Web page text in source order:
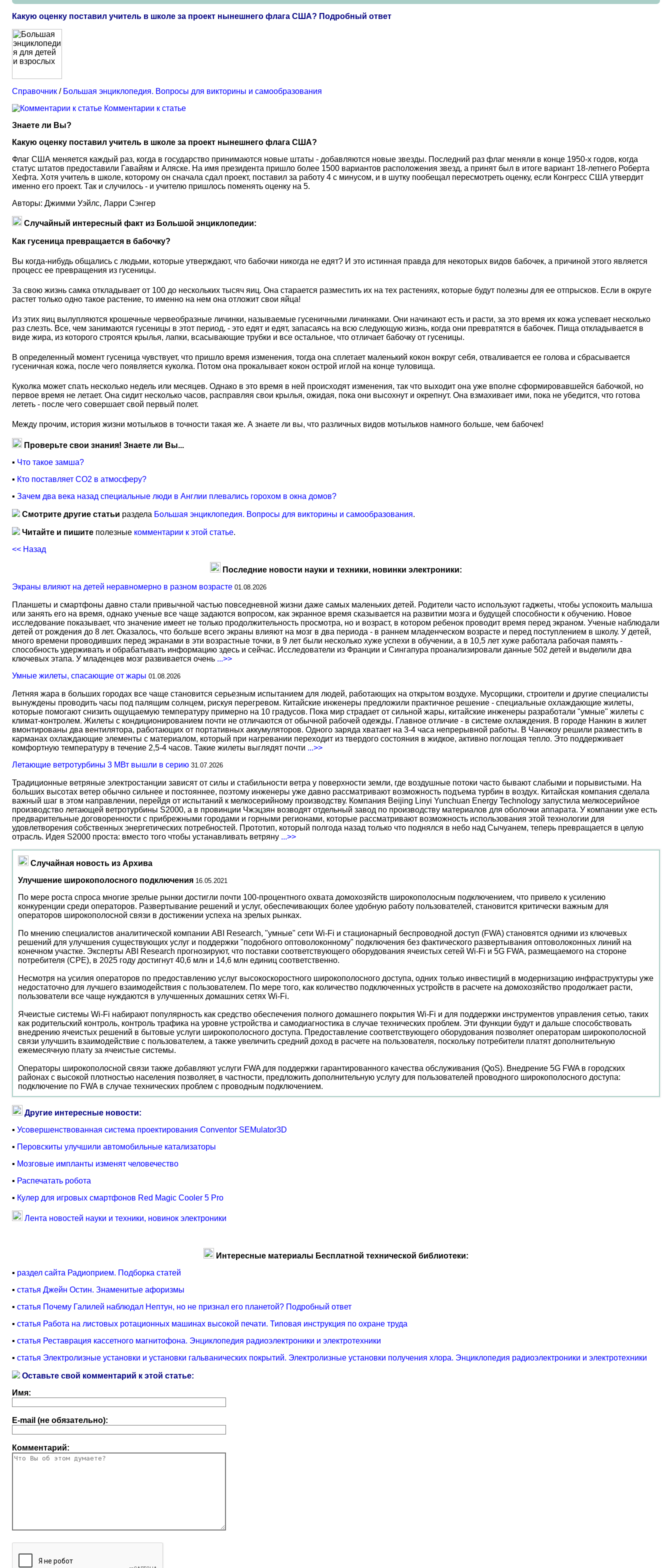
Какую оценку поставил учитель в школе за проект нынешнего флага США? Подробный ответ
Справочник / Большая энциклопедия. Вопросы для викторины и самообразования
Комментарии к статье
Знаете ли Вы?
Какую оценку поставил учитель в школе за проект нынешнего флага США?
Флаг США меняется каждый раз, когда в государство принимаются новые штаты - добавляются новые звезды. Последний раз флаг меняли в конце 1950-х годов, когда
статус штатов предоставили Гавайям и Аляске. На имя президента пришло более 1500 вариантов расположения звезд, а принят был в итоге вариант 18-летнего Роберта
Хефта. Хотя учитель в школе, которому он сначала сдал проект, поставил за работу 4 с минусом, и в шутку пообещал пересмотреть оценку, если Конгресс США утвердит
именно его проект. Так и случилось - и учителю пришлось поменять оценку на 5.
Авторы: Джимми Уэйлс, Ларри Сэнгер
Случайный интересный факт из Большой энциклопедии:
Как гусеница превращается в бабочку?
Вы когда-нибудь общались с людьми, которые утверждают, что бабочки никогда не едят? И это истинная правда для некоторых видов бабочек, а причиной этого является
процесс ее превращения из гусеницы.
За свою жизнь самка откладывает от 100 до нескольких тысяч яиц. Она старается разместить их на тех растениях, которые будут полезны для ее отпрысков. Если в округе
растет только одно такое растение, то именно на нем она отложит свои яйца!
Из этих яиц вылупляются крошечные червеобразные личинки, называемые гусеничными личинками. Они начинают есть и расти, за это время их кожа успевает несколько
раз слезть. Все, чем занимаются гусеницы в этот период, - это едят и едят, запасаясь на всю следующую жизнь, когда они превратятся в бабочек. Пища откладывается в
виде жира, из которого строятся крылья, лапки, всасывающие трубки и все остальное, что отличает бабочку от гусеницы.
В определенный момент гусеница чувствует, что пришло время изменения, тогда она сплетает маленький кокон вокруг себя, отваливается ее голова и сбрасывается
гусеничная кожа, после чего появляется куколка. Потом она прокалывает кокон острой иглой на конце туловища.
Куколка может спать несколько недель или месяцев. Однако в это время в ней происходят изменения, так что выходит она уже вполне сформировавшейся бабочкой, но
первое время не летает. Она сидит несколько часов, расправляя свои крылья, ожидая, пока они высохнут и окрепнут. Она взмахивает ими, пока не убедится, что готова
лететь - после чего совершает свой первый полет.
Между прочим, история жизни мотыльков в точности такая же. А знаете ли вы, что различных видов мотыльков намного больше, чем бабочек!
Проверьте свои знания! Знаете ли Вы...
▪ Что такое замша?
▪ Кто поставляет CO2 в атмосферу?
▪ Зачем два века назад специальные люди в Англии плевались горохом в окна домов?
Смотрите другие статьи раздела Большая энциклопедия. Вопросы для викторины и самообразования.
Читайте и пишите полезные комментарии к этой статье.
<< Назад
Последние новости науки и техники, новинки электроники:
Экраны влияют на детей неравномерно в разном возрасте 01.08.2026
Планшеты и смартфоны давно стали привычной частью повседневной жизни даже самых маленьких детей. Родители часто используют гаджеты, чтобы успокоить малыша
или занять его на время, однако ученые все чаще задаются вопросом, как экранное время сказывается на развитии мозга и будущей способности к обучению. Новое
исследование показывает, что значение имеет не только продолжительность просмотра, но и возраст, в котором ребенок проводит время перед экраном. Ученые наблюдали
детей от рождения до 8 лет. Оказалось, что больше всего экраны влияют на мозг в два периода - в раннем младенческом возрасте и перед поступлением в школу. У детей,
много времени проводивших перед экранами в эти возрастные точки, в 9 лет были несколько хуже успехи в обучении, а в 10,5 лет хуже работала рабочая память -
способность удерживать и обрабатывать информацию здесь и сейчас. Исследователи из Франции и Сингапура проанализировали данные 502 детей и выделили два
ключевых этапа. У младенцев мозг развивается очень ...>>
Умные жилеты, спасающие от жары 01.08.2026
Летняя жара в больших городах все чаще становится серьезным испытанием для людей, работающих на открытом воздухе. Мусорщики, строители и другие специалисты
вынуждены проводить часы под палящим солнцем, рискуя перегревом. Китайские инженеры предложили практичное решение - специальные охлаждающие жилеты,
которые помогают снизить ощущаемую температуру примерно на 10 градусов. Пока мир страдает от сильной жары, китайские инженеры разработали "умные" жилеты с
климат-контролем. Жилеты с кондиционированием почти не отличаются от обычной рабочей одежды. Главное отличие - в системе охлаждения. В городе Нанкин в жилет
вмонтированы два вентилятора, работающих от портативных аккумуляторов. Одного заряда хватает на 3-4 часа непрерывной работы. В Чанчжоу решили разместить в
карманах охлаждающие элементы с материалом, который при нагревании переходит из твердого состояния в жидкое, активно поглощая тепло. Это поддерживает
комфортную температуру в течение 2,5-4 часов. Такие жилеты выглядят почти ...>>
Летающие ветротурбины 3 МВт вышли в серию 31.07.2026
Традиционные ветряные электростанции зависят от силы и стабильности ветра у поверхности земли, где воздушные потоки часто бывают слабыми и порывистыми. На
больших высотах ветер обычно сильнее и постояннее, поэтому инженеры уже давно рассматривают возможность подъема турбин в воздух. Китайская компания сделала
важный шаг в этом направлении, перейдя от испытаний к мелкосерийному производству. Компания Beijing Linyi Yunchuan Energy Technology запустила мелкосерийное
производство летающей ветротурбины S2000, а в провинции Чжэцзян возводят отдельный завод по производству материалов для оболочки аппарата. У компании уже есть
предварительные договоренности с прибрежными городами и горными регионами, которые рассматривают возможность использования этой технологии для
удовлетворения собственных энергетических потребностей. Прототип, который полгода назад только что поднялся в небо над Сычуанем, теперь превращается в целую
отрасль. Идея S2000 проста: вместо того чтобы устанавливать ветряну ...>>
Случайная новость из Архива
Улучшение широкополосного подключения 16.05.2021
По мере роста спроса многие зрелые рынки достигли почти 100-процентного охвата домохозяйств широкополосным подключением, что привело к усилению
конкуренции среди операторов. Развертывание решений и услуг, обеспечивающих более удобную работу пользователей, становится критически важным для
операторов широкополосной связи в достижении успеха на зрелых рынках.
По мнению специалистов аналитической компании ABI Research, "умные" сети Wi-Fi и стационарный беспроводной доступ (FWA) становятся одними из ключевых
решений для улучшения существующих услуг и поддержки "подобного оптоволоконному" подключения без фактического развертывания оптоволоконных линий на
конечном участке. Эксперты ABI Research прогнозируют, что поставки соответствующего оборудования ячеистых сетей Wi-Fi и 5G FWA, размещаемого на стороне
потребителя (CPE), в 2025 году достигнут 40,6 млн и 14,6 млн единиц соответственно.
Несмотря на усилия операторов по предоставлению услуг высокоскоростного широкополосного доступа, одних только инвестиций в модернизацию инфраструктуры уже
недостаточно для лучшего взаимодействия с пользователем. По мере того, как количество подключенных устройств в расчете на домохозяйство продолжает расти,
пользователи все чаще нуждаются в улучшенных домашних сетях Wi-Fi.
Ячеистые системы Wi-Fi набирают популярность как средство обеспечения полного домашнего покрытия Wi-Fi и для поддержки инструментов управления сетью, таких
как родительский контроль, контроль трафика на уровне устройства и самодиагностика в случае технических проблем. Эти функции будут и дальше способствовать
внедрению ячеистых решений в бытовые услуги широкополосного доступа. Предоставление соответствующего оборудования позволяет операторам широкополосной
связи улучшить взаимодействие с пользователем, а также увеличить средний доход в расчете на пользователя, поскольку потребители платят дополнительную
ежемесячную плату за ячеистые системы.
Операторы широкополосной связи также добавляют услуги FWA для поддержки гарантированного качества обслуживания (QoS). Внедрение 5G FWA в городских
районах с высокой плотностью населения позволяет, в частности, предложить дополнительную услугу для пользователей проводного широкополосного доступа:
подключение по FWA в случае технических проблем с проводным подключением.
Другие интересные новости:
▪ Усовершенствованная система проектирования Conventor SEMulator3D
▪ Перовскиты улучшили автомобильные катализаторы
▪ Мозговые импланты изменят человечество
▪ Распечатать робота
▪ Кулер для игровых смартфонов Red Magic Cooler 5 Pro
Лента новостей науки и техники, новинок электроники
Интересные материалы Бесплатной технической библиотеки:
▪ раздел сайта Радиоприем. Подборка статей
▪ статья Джейн Остин. Знаменитые афоризмы
▪ статья Почему Галилей наблюдал Нептун, но не признал его планетой? Подробный ответ
▪ статья Работа на листовых ротационных машинах высокой печати. Типовая инструкция по охране труда
▪ статья Реставрация кассетного магнитофона. Энциклопедия радиоэлектроники и электротехники
▪ статья Электролизные установки и установки гальванических покрытий. Электролизные установки получения хлора. Энциклопедия радиоэлектроники и электротехники
Оставьте свой комментарий к этой статье:
Имя:
E-mail (не обязательно):
Комментарий: